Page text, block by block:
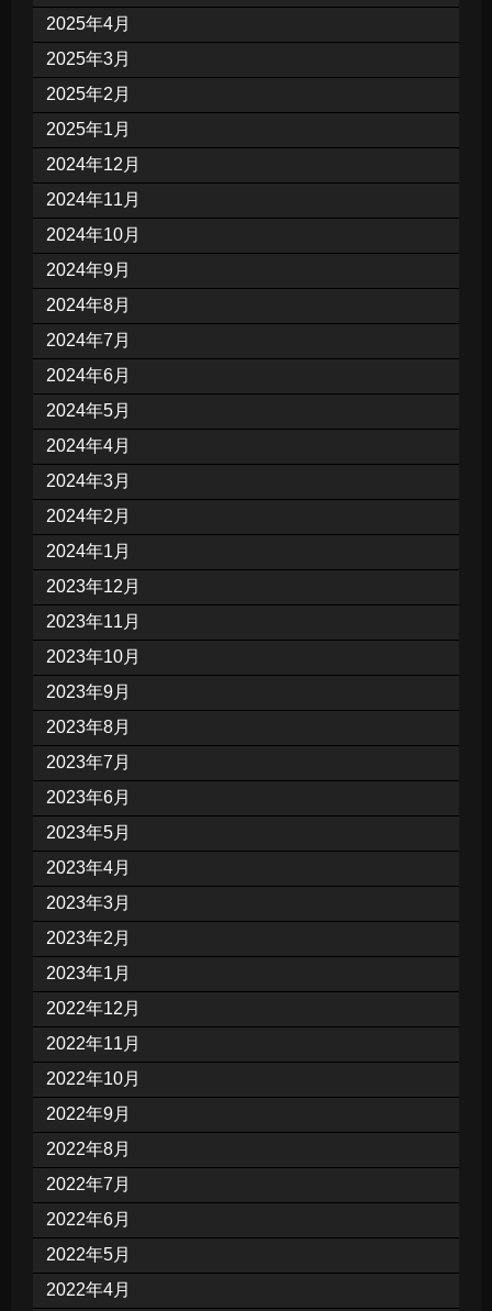
2025年4月
2025年3月
2025年2月
2025年1月
2024年12月
2024年11月
2024年10月
2024年9月
2024年8月
2024年7月
2024年6月
2024年5月
2024年4月
2024年3月
2024年2月
2024年1月
2023年12月
2023年11月
2023年10月
2023年9月
2023年8月
2023年7月
2023年6月
2023年5月
2023年4月
2023年3月
2023年2月
2023年1月
2022年12月
2022年11月
2022年10月
2022年9月
2022年8月
2022年7月
2022年6月
2022年5月
2022年4月